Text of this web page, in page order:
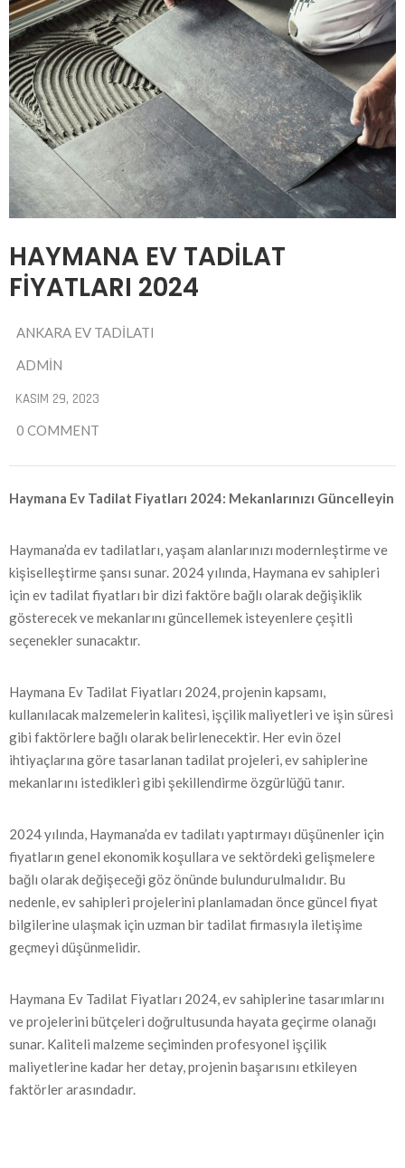
HAYMANA EV TADILAT
FIYATLARI 2024
ANKARA EV TADILATI
ADMIN
KASIM 29, 2023
0 COMMENT
Haymana Ev Tadilat Fiyatları 2024: Mekanlarınızı Güncelleyin
Haymana’da ev tadilatları, yaşam alanlarınızı modernleştirme ve
kişiselleştirme şansı sunar. 2024 yılında, Haymana ev sahipleri
için ev tadilat fiyatları bir dizi faktöre bağlı olarak değişiklik
gösterecek ve mekanlarını güncellemek isteyenlere çeşitli
seçenekler sunacaktır.
Haymana Ev Tadilat Fiyatları 2024, projenin kapsamı,
kullanılacak malzemelerin kalitesi, işçilik maliyetleri ve işin süresi
gibi faktörlere bağlı olarak belirlenecektir. Her evin özel
ihtiyaçlarına göre tasarlanan tadilat projeleri, ev sahiplerine
mekanlarını istedikleri gibi şekillendirme özgürlüğü tanır.
2024 yılında, Haymana’da ev tadilatı yaptırmayı düşünenler için
fiyatların genel ekonomik koşullara ve sektördeki gelişmelere
bağlı olarak değişeceği göz önünde bulundurulmalıdır. Bu
nedenle, ev sahipleri projelerini planlamadan önce güncel fiyat
bilgilerine ulaşmak için uzman bir tadilat firmasıyla iletişime
geçmeyi düşünmelidir.
Haymana Ev Tadilat Fiyatları 2024, ev sahiplerine tasarımlarını
ve projelerini bütçeleri doğrultusunda hayata geçirme olanağı
sunar. Kaliteli malzeme seçiminden profesyonel işçilik
maliyetlerine kadar her detay, projenin başarısını etkileyen
faktörler arasındadır.